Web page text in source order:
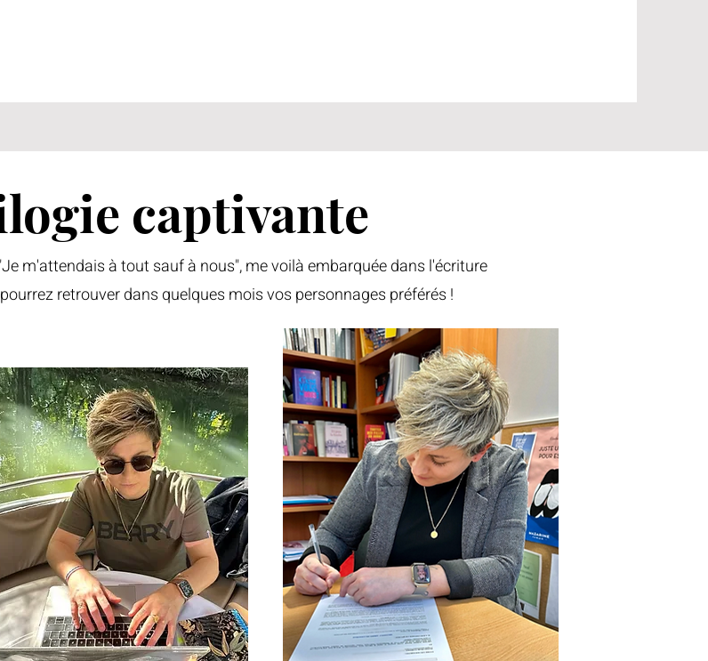
captivante
m'attendais à tout sauf à nous", me voilà embarquée dans l'écriture
retrouver dans quelques mois vos personnages préférés !